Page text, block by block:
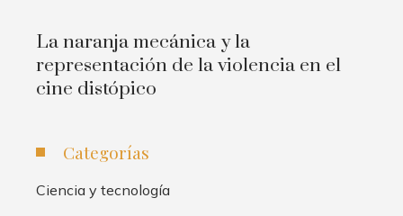
La naranja mecánica y la
representación de la violencia en el
cine distópico
Categorías
Ciencia y tecnología